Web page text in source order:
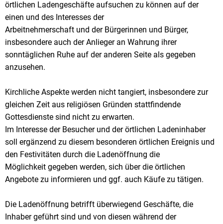
örtlichen Ladengeschäfte aufsuchen zu können auf der
einen und des Interesses der
Arbeitnehmerschaft und der Bürgerinnen und Bürger,
insbesondere auch der Anlieger an Wahrung ihrer
sonntäglichen Ruhe auf der anderen Seite als gegeben
anzusehen.
Kirchliche Aspekte werden nicht tangiert, insbesondere zur
gleichen Zeit aus religiösen Gründen stattfindende
Gottesdienste sind nicht zu erwarten.
Im Interesse der Besucher und der örtlichen Ladeninhaber
soll ergänzend zu diesem besonderen örtlichen Ereignis und
den Festivitäten durch die Ladenöffnung die
Möglichkeit gegeben werden, sich über die örtlichen
Angebote zu informieren und ggf. auch Käufe zu tätigen.
Die Ladenöffnung betrifft überwiegend Geschäfte, die
Inhaber geführt sind und von diesen während der